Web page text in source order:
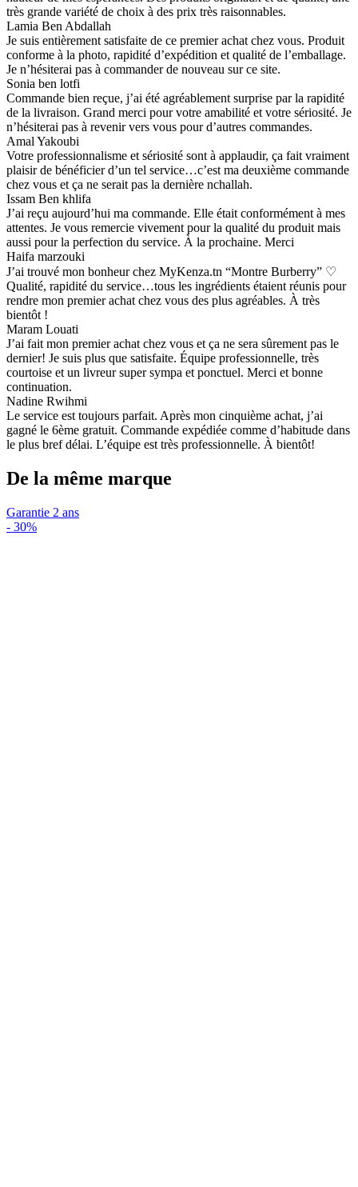
très grande variété de choix à des prix très raisonnables.
Lamia Ben Abdallah
Je suis entièrement satisfaite de ce premier achat chez vous. Produit
conforme à la photo, rapidité d’expédition et qualité de l’emballage.
Je n’hésiterai pas à commander de nouveau sur ce site.
Sonia ben lotfi
Commande bien reçue, j’ai été agréablement surprise par la rapidité
de la livraison. Grand merci pour votre amabilité et votre sériosité. Je
n’hésiterai pas à revenir vers vous pour d’autres commandes.
Amal Yakoubi
Votre professionnalisme et sériosité sont à applaudir, ça fait vraiment
plaisir de bénéficier d’un tel service…c’est ma deuxième commande
chez vous et ça ne serait pas la dernière nchallah.
Issam Ben khlifa
J’ai reçu aujourd’hui ma commande. Elle était conformément à mes
attentes. Je vous remercie vivement pour la qualité du produit mais
aussi pour la perfection du service. À la prochaine. Merci
Haifa marzouki
J’ai trouvé mon bonheur chez MyKenza.tn “Montre Burberry” ♡
Qualité, rapidité du service…tous les ingrédients étaient réunis pour
rendre mon premier achat chez vous des plus agréables. À très
bientôt !
Maram Louati
J’ai fait mon premier achat chez vous et ça ne sera sûrement pas le
dernier! Je suis plus que satisfaite. Équipe professionnelle, très
courtoise et un livreur super sympa et ponctuel. Merci et bonne
continuation.
Nadine Rwihmi
Le service est toujours parfait. Après mon cinquième achat, j’ai
gagné le 6ème gratuit. Commande expédiée comme d’habitude dans
le plus bref délai. L’équipe est très professionnelle. À bientôt!
De la même marque
Garantie 2 ans
- 30%